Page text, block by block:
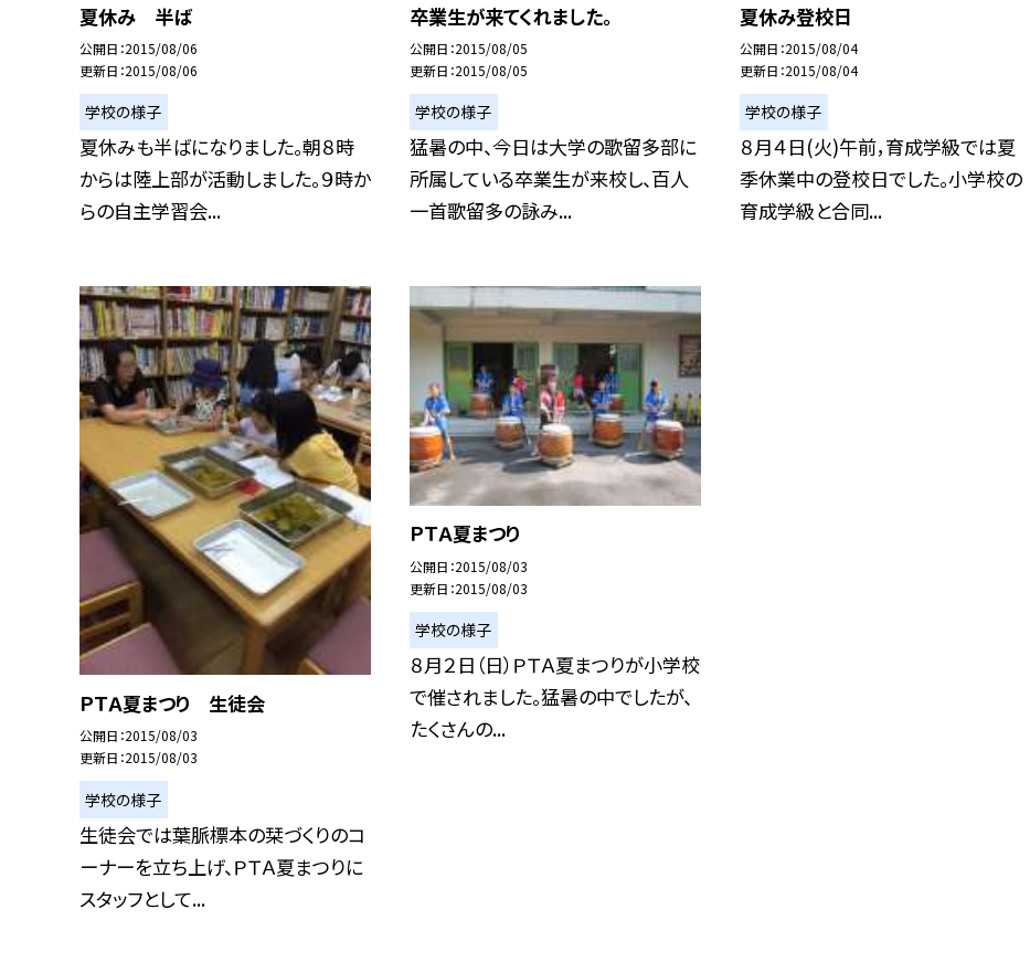
夏休み 半ば
公開日 2015/08/06
更新日 2015/08/06
学校の様子
夏休みも半ばになりました。朝８時
からは陸上部が活動しました。９時か
らの自主学習会...
卒業生が来てくれました。
公開日 2015/08/05
更新日 2015/08/05
学校の様子
猛暑の中、今日は大学の歌留多部に
所属している卒業生が来校し、百人
一首歌留多の詠み...
夏休み登校日
公開日 2015/08/04
更新日 2015/08/04
学校の様子
８月４日(火)午前，育成学級では夏
季休業中の登校日でした。小学校の
育成学級と合同...
ＰＴＡ夏まつり 生徒会
公開日 2015/08/03
更新日 2015/08/03
学校の様子
生徒会では葉脈標本の栞づくりのコ
ーナーを立ち上げ、ＰＴＡ夏まつりに
スタッフとして...
ＰＴＡ夏まつり
公開日 2015/08/03
更新日 2015/08/03
学校の様子
８月２日（日）ＰＴＡ夏まつりが小学校
で催されました。猛暑の中でしたが、
たくさんの...